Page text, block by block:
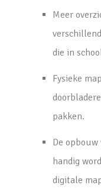
Meer
die in
Fysieke
pakken.
De
handig
digitale